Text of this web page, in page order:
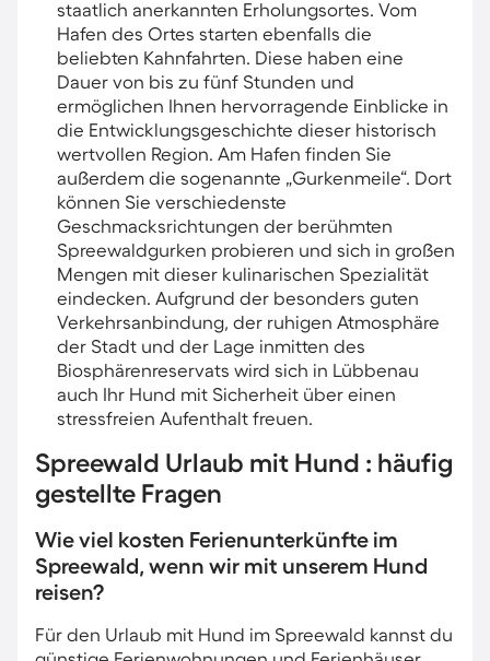
staatlich anerkannten Erholungsortes. Vom
Hafen des Ortes starten ebenfalls die
beliebten Kahnfahrten. Diese haben eine
Dauer von bis zu fünf Stunden und
ermöglichen Ihnen hervorragende Einblicke in
die Entwicklungsgeschichte dieser historisch
wertvollen Region. Am Hafen finden Sie
außerdem die sogenannte „Gurkenmeile“. Dort
können Sie verschiedenste
Geschmacksrichtungen der berühmten
Spreewaldgurken probieren und sich in großen
Mengen mit dieser kulinarischen Spezialität
eindecken. Aufgrund der besonders guten
Verkehrsanbindung, der ruhigen Atmosphäre
der Stadt und der Lage inmitten des
Biosphärenreservats wird sich in Lübbenau
auch Ihr Hund mit Sicherheit über einen
stressfreien Aufenthalt freuen.
Spreewald Urlaub mit Hund : häufig
gestellte Fragen
Wie viel kosten Ferienunterkünfte im
Spreewald, wenn wir mit unserem Hund
reisen?
Für den Urlaub mit Hund im Spreewald kannst du